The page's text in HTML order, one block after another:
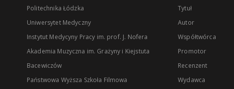
Politechnika Łódzka
Uniwersytet Medyczny
Instytut Medycyny Pracy im. prof. J. Nofera
Akademia Muzyczna im. Grażyny i Kiejstuta
Bacewiczów
Państwowa Wyższa Szkoła Filmowa
Tytuł
Autor
Współtwórca
Promotor
Recenzent
Wydawca